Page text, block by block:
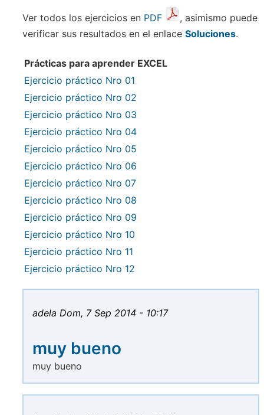
Ver todos los ejercicios en PDF
, asimismo puede
verificar sus resultados en el enlace Soluciones.
Prácticas para aprender EXCEL
Ejercicio práctico Nro 01
Ejercicio práctico Nro 02
Ejercicio práctico Nro 03
Ejercicio práctico Nro 04
Ejercicio práctico Nro 05
Ejercicio práctico Nro 06
Ejercicio práctico Nro 07
Ejercicio práctico Nro 08
Ejercicio práctico Nro 09
Ejercicio práctico Nro 10
Ejercicio práctico Nro 11
Ejercicio práctico Nro 12
adela Dom, 7 Sep 2014 - 10:17
muy bueno
muy bueno